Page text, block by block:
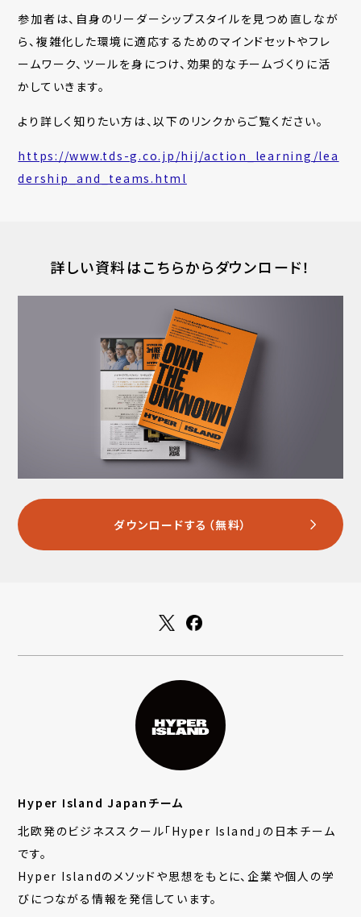
参加者は、自身のリーダーシップスタイルを見つめ直しなが
ら、複雑化した環境に適応するためのマインドセットやフレ
ームワーク、ツールを身につけ、効果的なチームづくりに活
かしていきます。
より詳しく知りたい方は、以下のリンクからご覧ください。
https://www.tds-g.co.jp/hij/action_learning/lea
dership_and_teams.html
詳しい資料はこちらからダウンロード！
ダウンロードする（無料）
Hyper Island Japanチーム
北欧発のビジネススクール「Hyper Island」の日本チーム
です。
Hyper Islandのメソッドや思想をもとに、企業や個人の学
びにつながる情報を発信しています。